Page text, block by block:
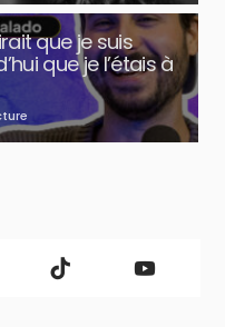
que je suis
que je l’étais à